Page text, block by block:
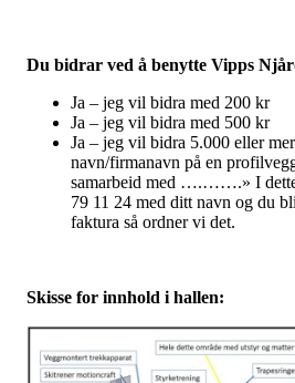
Du bidrar ved å benytte Vipps
Ja – jeg vil bidra med 200 kr
Ja – jeg vil bidra med 500 kr
Ja – jeg vil bidra 5.000 eller
navn/firmanavn på en
samarbeid med ….…….» I
79 11 24 med ditt navn og du
faktura så ordner vi det.
Skisse for innhold i hallen: